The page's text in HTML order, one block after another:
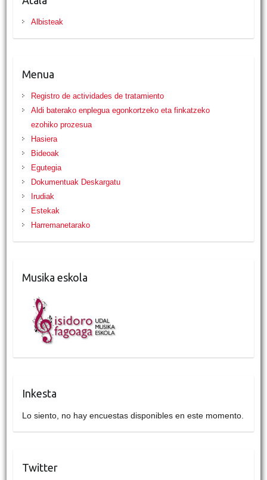
Albisteak
Menua
Registro de actividades de tratamiento
Aldi baterako enplegua egonkortzeko eta finkatzeko
ezohiko prozesua
Hasiera
Bideoak
Egutegia
Dokumentuak Deskargatu
Irudiak
Estekak
Harremanetarako
Musika eskola
Inkesta
Lo siento, no hay encuestas disponibles en este momento.
Twitter